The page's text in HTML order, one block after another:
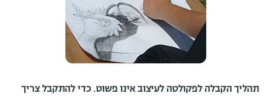
תהליך הקבלה לפקולטה לעיצוב אינו פשוט. כדי להתקבל צריך